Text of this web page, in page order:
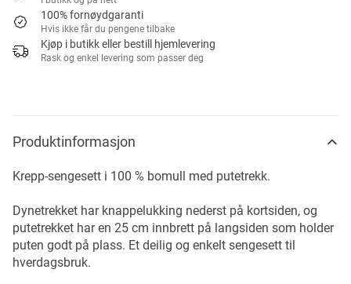
100% fornøydgaranti
Hvis ikke får du pengene tilbake
Kjøp i butikk eller bestill hjemlevering
Rask og enkel levering som passer deg
Produktinformasjon
Krepp-sengesett i 100 % bomull med putetrekk.
Dynetrekket har knappelukking nederst på kortsiden, og
putetrekket har en 25 cm innbrett på langsiden som holder
puten godt på plass. Et deilig og enkelt sengesett til
hverdagsbruk.